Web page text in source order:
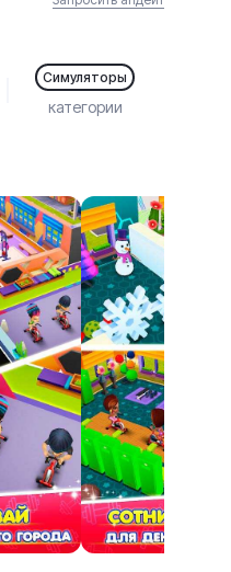
Симуляторы
категории